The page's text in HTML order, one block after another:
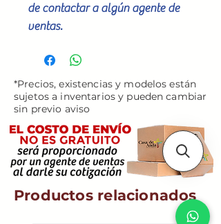
de contactar a algún agente de
ventas.
*Precios, existencias y modelos están
sujetos a inventarios y pueden cambiar
sin previo aviso
Productos relacionados